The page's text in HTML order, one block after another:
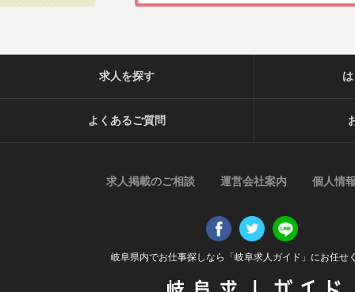
【統計処理されたデータの利用】
ご連絡ください。
岐阜県内でお仕事探しなら「岐阜求人ガイド」にお任せ
求人を探す
よくあるご質問
求人掲載のご相談 運営会社案内 個人情